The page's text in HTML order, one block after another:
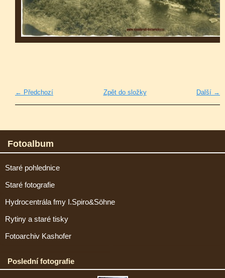
← Předchozí Další →
Zpět do složky
Fotoalbum
Staré pohlednice
Staré fotografie
Hydrocentrála fmy I.Spiro&Söhne
Rytiny a staré tisky
Fotoarchiv Kashofer
Poslední fotografie